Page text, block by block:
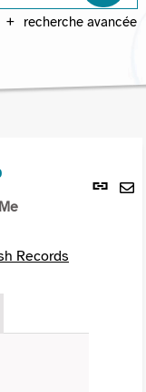
recherche avancée
Lien
Records